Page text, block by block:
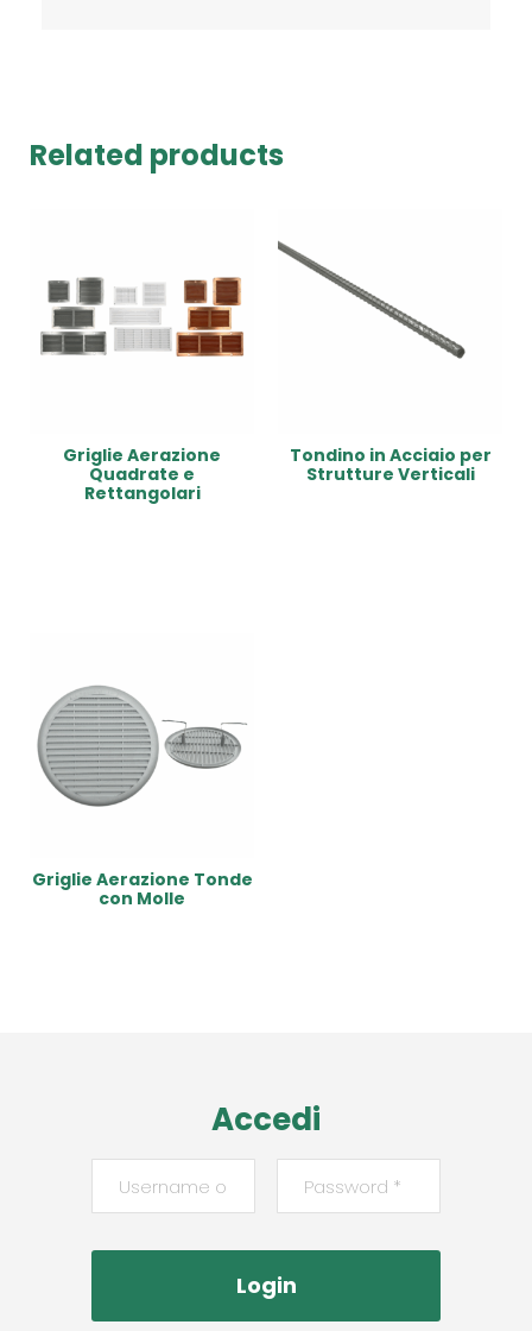
Related products
Griglie Aerazione
Quadrate e
Rettangolari
Tondino in Acciaio per
Strutture Verticali
Griglie Aerazione Tonde
con Molle
Accedi